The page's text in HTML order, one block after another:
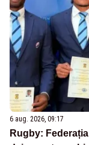
6 aug. 2026, 09:17
Rugby: